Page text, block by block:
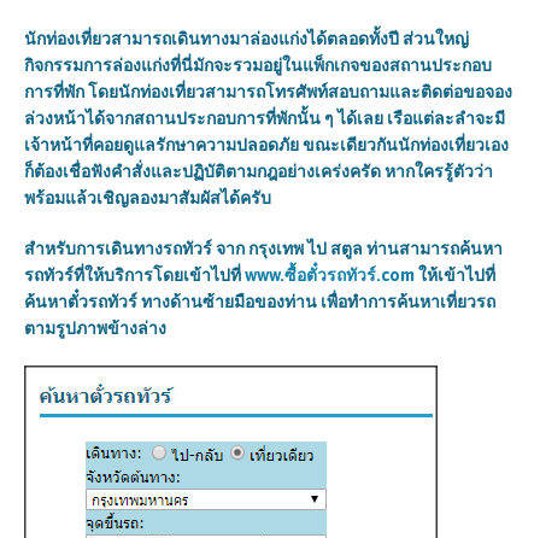
นักท่องเที่ยวสามารถเดินทางมาล่องแก่งได้ตลอดทั้งปี ส่วนใหญ่
กิจกรรมการล่องแก่งที่นี่มักจะรวมอยู่ในแพ็กเกจของสถานประกอบ
การที่พัก โดยนักท่องเที่ยวสามารถโทรศัพท์สอบถามและติดต่อขอจอง
ล่วงหน้าได้จากสถานประกอบการที่พักนั้น ๆ ได้เลย เรือแต่ละลำจะมี
เจ้าหน้าที่คอยดูแลรักษาความปลอดภัย ขณะเดียวกันนักท่องเที่ยวเอง
ก็ต้องเชื่อฟังคำสั่งและปฏิบัติตามกฎอย่างเคร่งครัด หากใครรู้ตัวว่า
พร้อมแล้วเชิญลองมาสัมผัสได้ครับ
สำหรับการเดินทางรถทัวร์จาก กรุงเทพ ไป สตูล ท่านสามารถค้นหา
รถทัวร์ที่ให้บริการโดยเข้าไปที่www.ซื้อตั๋วรถทัวร์.comให้เข้าไปที่
ค้นหาตั๋วรถทัวร์ ทางด้านซ้ายมือของท่าน เพื่อทำการค้นหาเที่ยวรถ
ตามรูปภาพข้างล่าง